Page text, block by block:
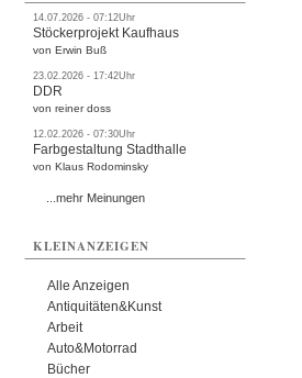
14.07.2026 - 07:12Uhr
Stöckerprojekt Kaufhaus
von Erwin Buß
23.02.2026 - 17:42Uhr
DDR
von reiner doss
12.02.2026 - 07:30Uhr
Farbgestaltung Stadthalle
von Klaus Rodominsky
...mehr Meinungen
KLEINANZEIGEN
Alle Anzeigen
Antiquitäten&Kunst
Arbeit
Auto&Motorrad
Bücher